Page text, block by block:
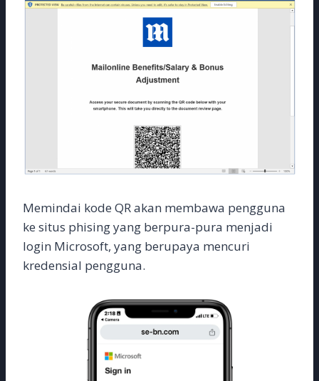
Memindai kode QR akan membawa pengguna
ke situs phising yang berpura-pura menjadi
login Microsoft, yang berupaya mencuri
kredensial pengguna.